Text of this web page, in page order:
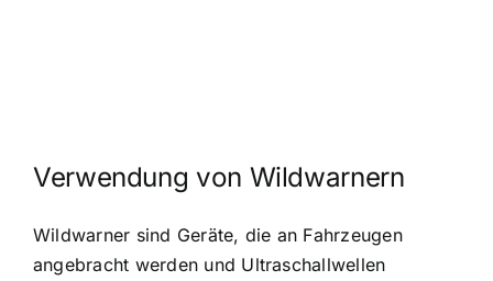
Verwendung von Wildwarnern
Wildwarner sind Geräte, die an Fahrzeugen
angebracht werden und Ultraschallwellen